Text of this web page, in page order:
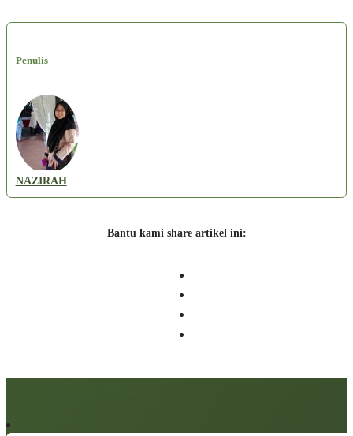
Penulis
NAZIRAH
Bantu kami share artikel ini: